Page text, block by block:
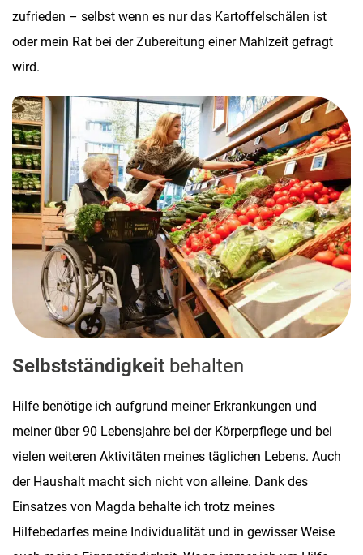
zufrieden – selbst wenn es nur das Kartoffelschälen ist
oder mein Rat bei der Zubereitung einer Mahlzeit gefragt
wird.
Selbstständigkeit behalten
Hilfe benötige ich aufgrund meiner Erkrankungen und
meiner über 90 Lebensjahre bei der Körperpflege und bei
vielen weiteren Aktivitäten meines täglichen Lebens. Auch
der Haushalt macht sich nicht von alleine. Dank des
Einsatzes von Magda behalte ich trotz meines
Hilfebedarfes meine Individualität und in gewisser Weise